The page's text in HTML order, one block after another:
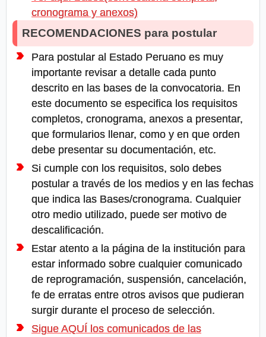
cronograma y anexos)
RECOMENDACIONES para postular
Para postular al Estado Peruano es muy
importante revisar a detalle cada punto
descrito en las bases de la convocatoria. En
este documento se especifica los requisitos
completos, cronograma, anexos a presentar,
que formularios llenar, como y en que orden
debe presentar su documentación, etc.
Si cumple con los requisitos, solo debes
postular a través de los medios y en las fechas
que indica las Bases/cronograma. Cualquier
otro medio utilizado, puede ser motivo de
descalificación.
Estar atento a la página de la institución para
estar informado sobre cualquier comunicado
de reprogramación, suspensión, cancelación,
fe de erratas entre otros avisos que pudieran
surgir durante el proceso de selección.
Sigue AQUÍ los comunicados de las